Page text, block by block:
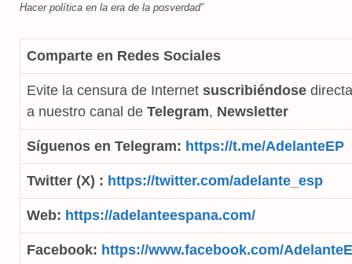
Hacer política en la era de la posverdad”
Comparte en Redes Sociales
Evite la censura de Internet suscribiéndose
a nuestro canal de Telegram, Newsletter
Síguenos en Telegram: https://t.me/AdelanteEP
Twitter (X) : https://twitter.com/adelante_esp
Web: https://adelanteespana.com/
Facebook: https://www.facebook.com/